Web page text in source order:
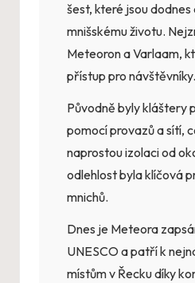
šest, které jsou dodnes
mnišskému životu.
Meteoron a Varlaam,
přístup pro návštěvníky.
Původně byly kláštery
pomocí provazů a sítí,
naprostou izolaci od
odlehlost byla klíčová
mnichů.
Dnes je Meteora
UNESCO a patří k
místům v Řecku díky